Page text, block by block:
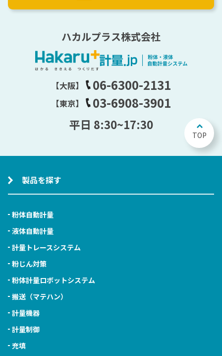
ハカルプラス株式会社
【大阪】 06-6300-2131
【東京】 03-6908-3901
平日 8:30~17:30
TOP
製品を探す
粉体自動計量
液体自動計量
計量トレースシステム
粉じん対策
粉体計量ロボットシステム
搬送（マテハン）
計量機器
計量制御
充填